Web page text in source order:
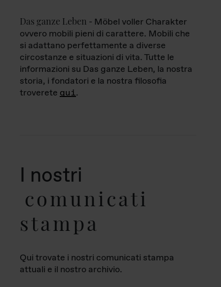
Das ganze Leben - Möbel voller Charakter
ovvero mobili pieni di carattere. Mobili che
si adattano perfettamente a diverse
circostanze e situazioni di vita. Tutte le
informazioni su Das ganze Leben, la nostra
storia, i fondatori e la nostra filosofia
troverete qui.
I nostri
comunicati
stampa
Qui trovate i nostri comunicati stampa
attuali e il nostro archivio.